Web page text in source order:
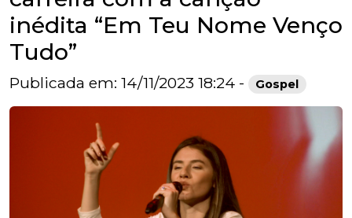
inédita “Em Teu Nome Venço
Tudo”
Publicada em: 14/11/2023 18:24 - Gospel